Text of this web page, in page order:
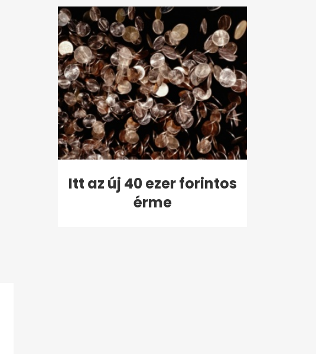
Itt az új 40 ezer forintos
érme